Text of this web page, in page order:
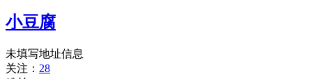
小豆腐
未填写地址信息
关注： 28